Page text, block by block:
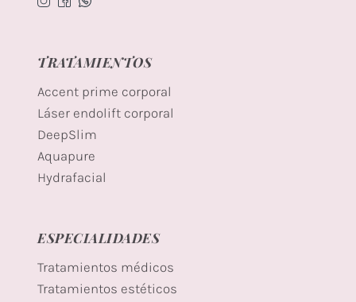
TRATAMIENTOS
Accent prime corporal
Láser endolift corporal
DeepSlim
Aquapure
Hydrafacial
ESPECIALIDADES
Tratamientos médicos
Tratamientos estéticos